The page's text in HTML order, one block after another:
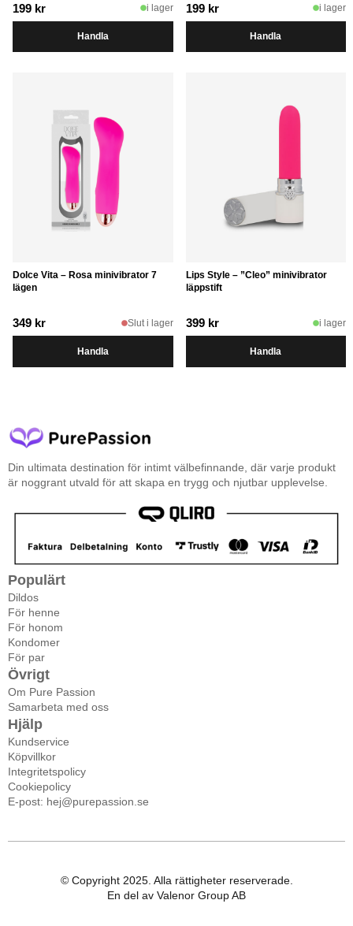
199 kr i lager
Handla
199 kr i lager
Handla
Dolce Vita – Rosa minivibrator 7
lägen
349 kr Slut i lager
Handla
Lips Style – ”Cleo” minivibrator
läppstift
399 kr i lager
Handla
Din ultimata destination för intimt välbefinnande, där varje produkt
är noggrant utvald för att skapa en trygg och njutbar upplevelse.
Populärt
Dildos
För henne
För honom
Kondomer
För par
Övrigt
Om Pure Passion
Samarbeta med oss
Hjälp
Kundservice
Köpvillkor
Integritetspolicy
Cookiepolicy
E-post: hej@purepassion.se
© Copyright 2025. Alla rättigheter reserverade.
En del av Valenor Group AB